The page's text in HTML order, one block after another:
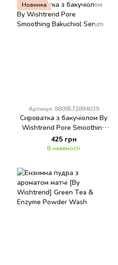
Новинка
Артикул: 8809572894039
Сироватка з бакучіолом By
Wishtrend Pore Smoothing
Bakuchiol Serum
425 грн
В наявності